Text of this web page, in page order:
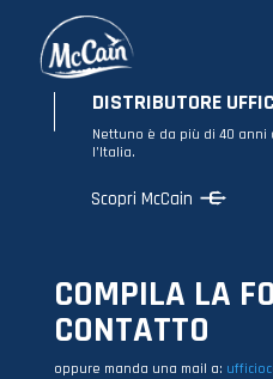
DISTRIBUTORE
Nettuno è da più di 40 anni
l’Italia.
Scopri McCain
COMPILA LA
CONTATTO
oppure manda una mail a: